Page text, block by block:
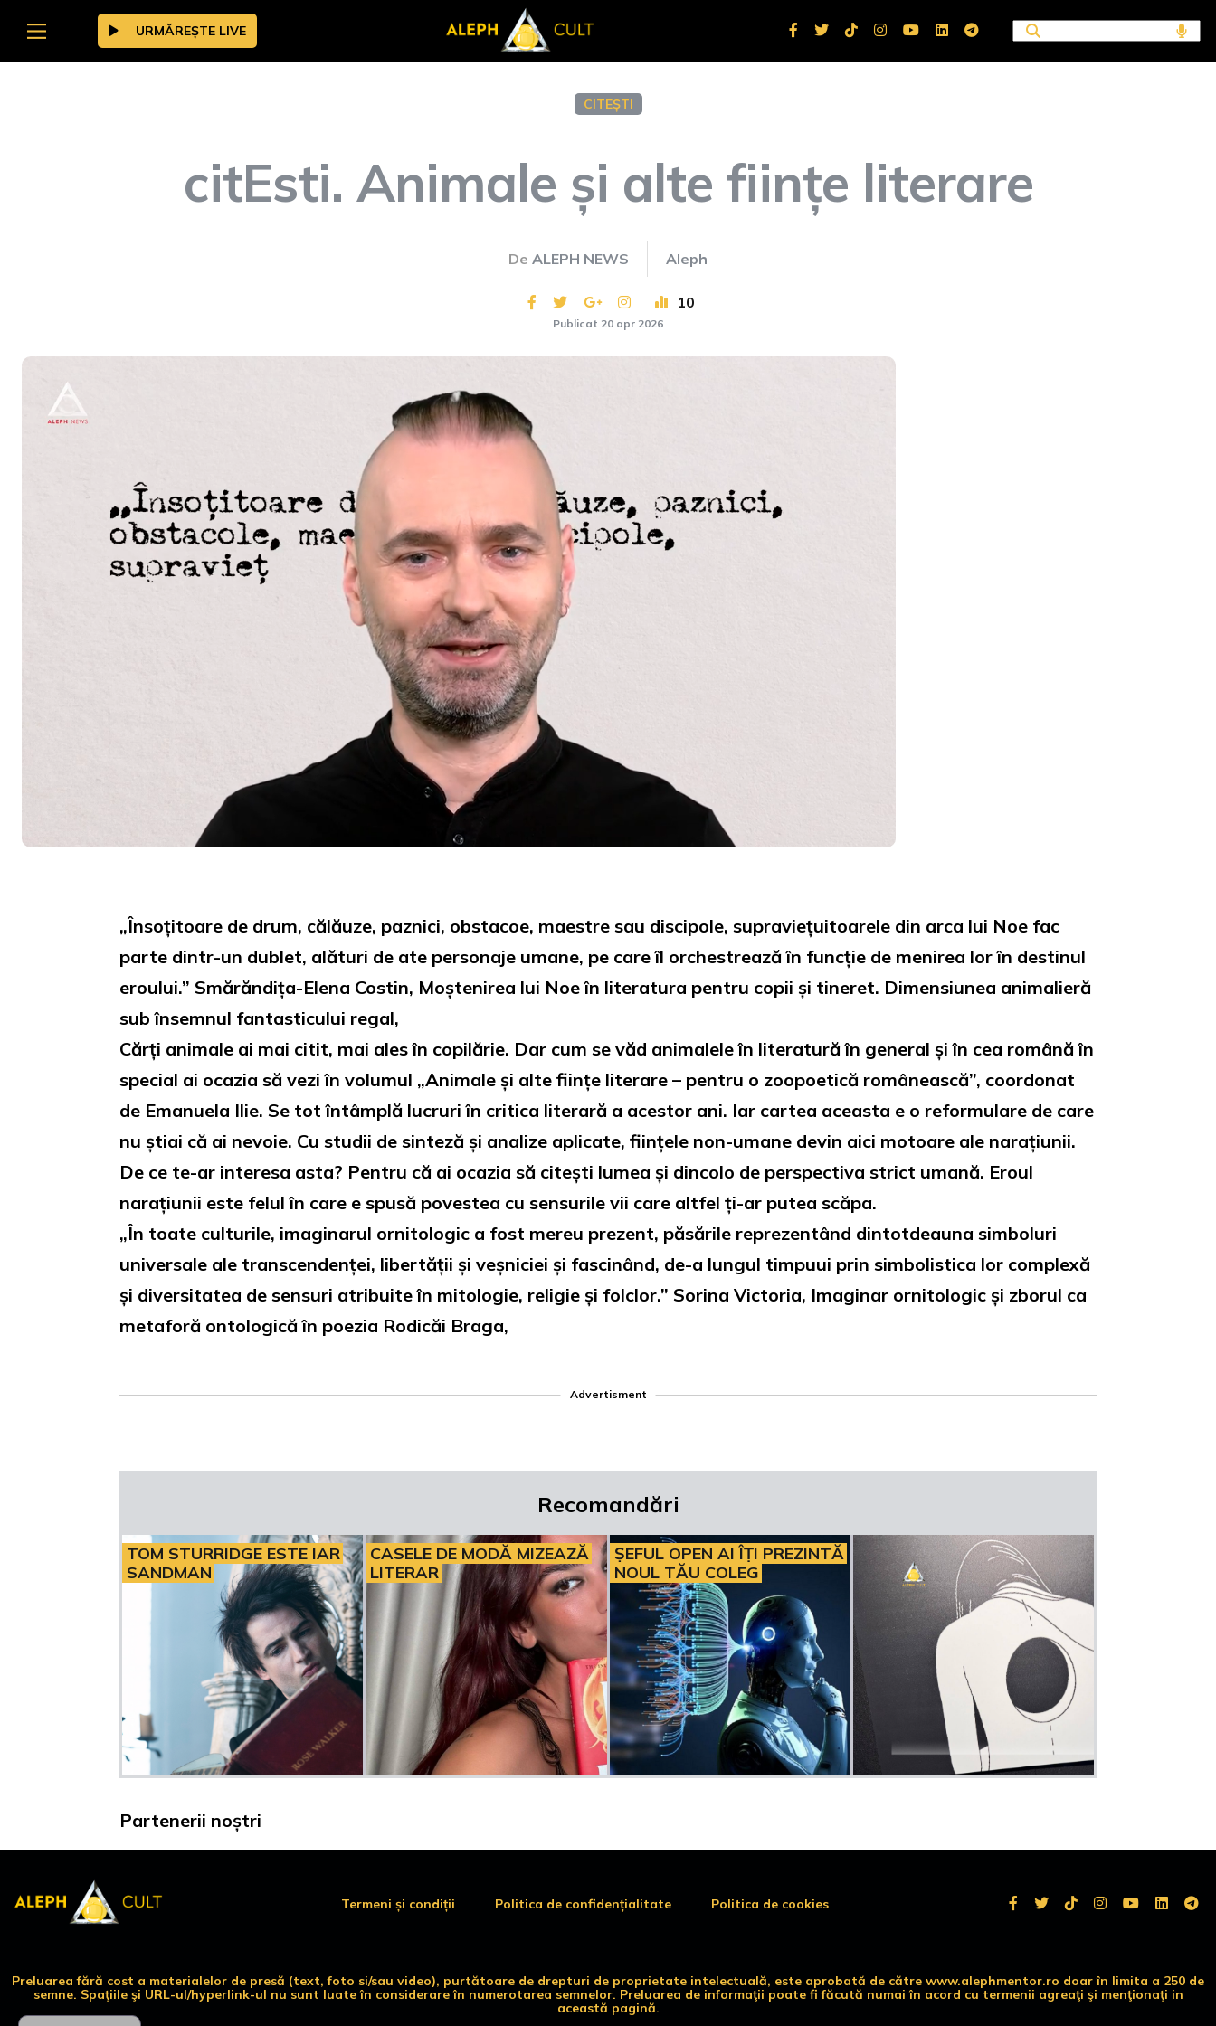
URMĂREȘTE LIVE
CITEȘTI
citEsti. Animale și alte ființe literare
De ALEPH NEWS Aleph
10
Publicat 20 apr 2026
44.81%
„Însoțitoare de drum, călăuze, paznici, obstacoe, maestre sau discipole, supraviețuitoarele din arca lui Noe fac
parte dintr-un dublet, alături de ate personaje umane, pe care îl orchestrează în funcție de menirea lor în destinul
eroului.” Smărăndița-Elena Costin, Moștenirea lui Noe în literatura pentru copii și tineret. Dimensiunea animalieră
sub însemnul fantasticului regal,
Cărți animale ai mai citit, mai ales în copilărie. Dar cum se văd animalele în literatură în general și în cea română în
special ai ocazia să vezi în volumul „Animale și alte ființe literare – pentru o zoopoetică românească”, coordonat
de Emanuela Ilie. Se tot întâmplă lucruri în critica literară a acestor ani. Iar cartea aceasta e o reformulare de care
nu știai că ai nevoie. Cu studii de sinteză și analize aplicate, ființele non-umane devin aici motoare ale narațiunii.
De ce te-ar interesa asta? Pentru că ai ocazia să citești lumea și dincolo de perspectiva strict umană. Eroul
narațiunii este felul în care e spusă povestea cu sensurile vii care altfel ți-ar putea scăpa.
„În toate culturile, imaginarul ornitologic a fost mereu prezent, păsările reprezentând dintotdeauna simboluri
universale ale transcendenței, libertății și veșniciei și fascinând, de-a lungul timpuui prin simbolistica lor complexă
și diversitatea de sensuri atribuite în mitologie, religie și folclor.” Sorina Victoria, Imaginar ornitologic și zborul ca
metaforă ontologică în poezia Rodicăi Braga,
Advertisment
Recomandări
TOM STURRIDGE ESTE IAR
SANDMAN
CASELE DE MODĂ MIZEAZĂ
LITERAR
ȘEFUL OPEN AI ÎȚI PREZINTĂ
NOUL TĂU COLEG
Partenerii noștri
Termeni și condiții Politica de confidențialitate Politica de cookies
Preluarea fără cost a materialelor de presă (text, foto si/sau video), purtătoare de drepturi de proprietate intelectuală, este aprobată de către www.alephmentor.ro doar în limita a 250 de
semne. Spaţiile şi URL-ul/hyperlink-ul nu sunt luate în considerare în numerotarea semnelor. Preluarea de informaţii poate fi făcută numai în acord cu termenii agreaţi şi menţionaţi in
această pagină.